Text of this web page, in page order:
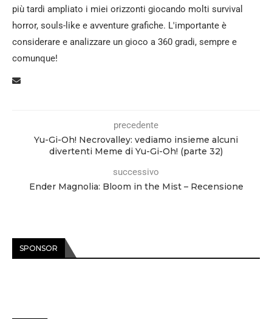
più tardi ampliato i miei orizzonti giocando molti survival
horror, souls-like e avventure grafiche. L'importante è
considerare e analizzare un gioco a 360 gradi, sempre e
comunque!
precedente
Yu-Gi-Oh! Necrovalley: vediamo insieme alcuni
divertenti Meme di Yu-Gi-Oh! (parte 32)
successivo
Ender Magnolia: Bloom in the Mist – Recensione
SPONSOR